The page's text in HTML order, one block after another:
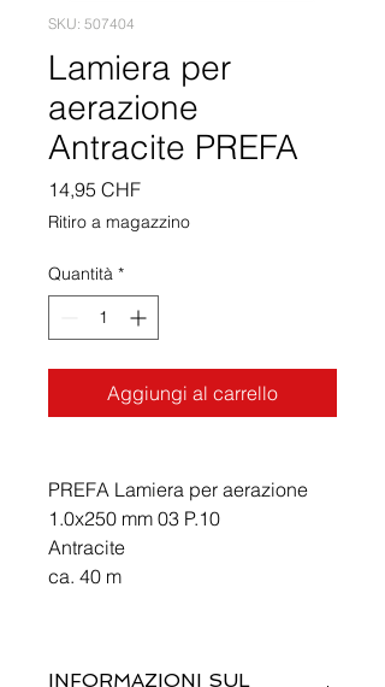
SKU: 507404
Lamiera per
aerazione
Antracite PREFA
14,95 CHFPrezzo
Ritiro a magazzino
Quantità *
Aggiungi al carrello
PREFA Lamiera per aerazione
1.0x250 mm 03 P.10
Antracite
ca. 40 m
INFORMAZIONI SUL